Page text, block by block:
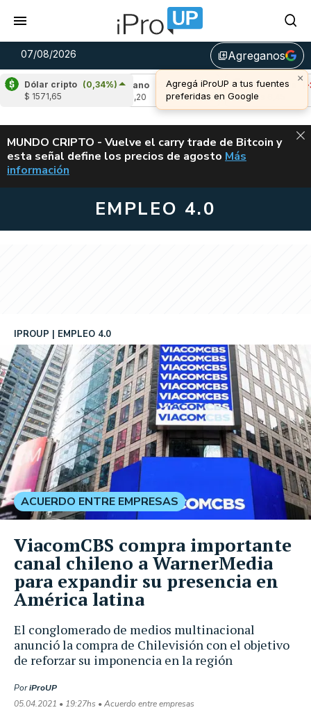
07/08/2026 library_addAgreganos
×
Agregá iProUP a tus fuentes
preferidas en Google
Dólar cripto (0,34%)
$ 1571,65
Cardano
(5,95%)
Avalanche (-3,16%)
u$s 6,45
ALERTA
MUNDO CRIPTO - Vuelve el carry trade de Bitcoin y
esta señal define los precios de agosto VUELVE EL
Más
información
EMPLEO 4.0
El conglomerado de medios multinacional
anunció la compra de Chilevisión con el objetivo
de reforzar su imponencia en la región
IPROUP EMPLEO 4.0
PoriProUP
05.04.2021 • 19:27hs • Acuerdo entre empresas
ACUERDO ENTRE EMPRESAS
ViacomCBS compra importante
canal chileno a WarnerMedia
para expandir su presencia en
América latina